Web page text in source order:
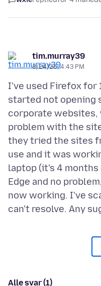
tim.murray39
3/24/26, 4:43 PM
I've used Firefox for
started not opening
corporate websites,
problem with the
they tried the sites
use and it was
laptop (it's 4 months
Edge and no
now working. I've
Alle svar (1)